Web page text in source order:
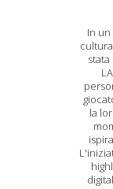
In
cultura
la